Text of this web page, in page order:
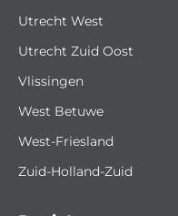
Utrecht West
Utrecht Zuid Oost
Vlissingen
West Betuwe
West-Friesland
Zuid-Holland-Zuid